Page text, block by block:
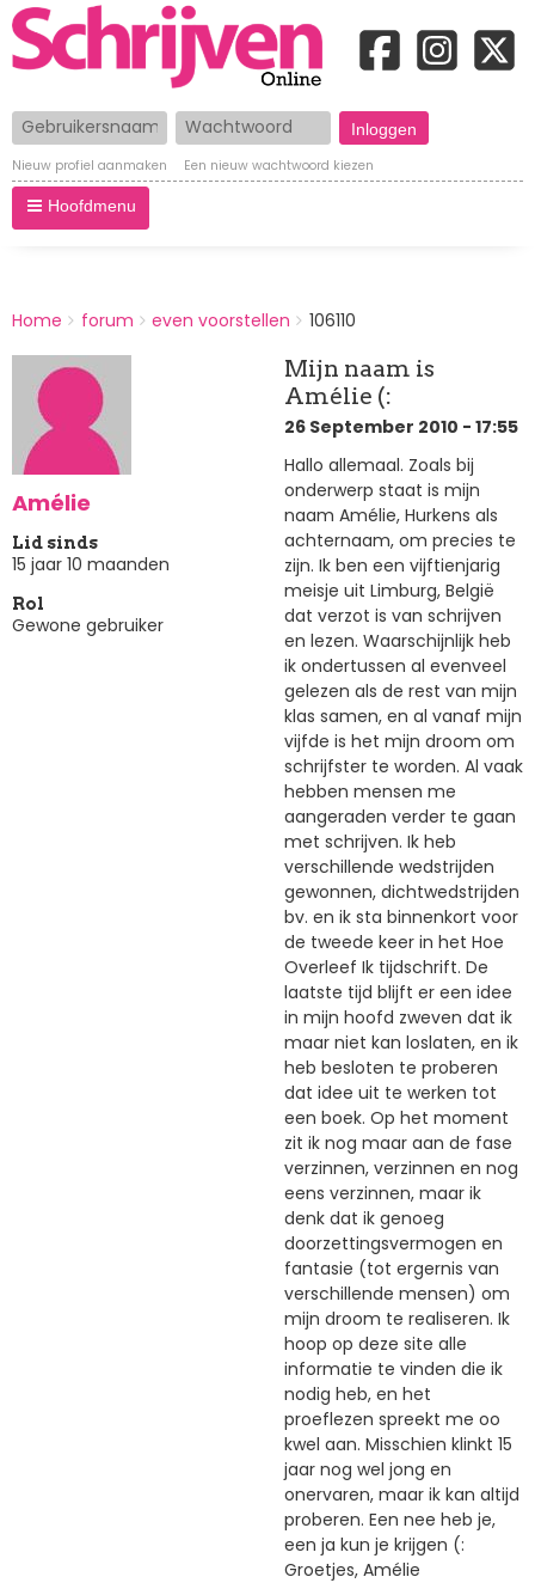
Gebruikersnaam Wachtwoord
Nieuw profiel aanmaken Een nieuw wachtwoord kiezen
Hoofdmenu
BREADCRUMBS
You
here:
Home forum even voorstellen 106110
Amélie
Lid sinds
15 jaar 10 maanden
Rol
Gewone gebruiker
Mijn naam is
Amélie (:
26 September 2010 - 17:55
Hallo allemaal. Zoals bij
onderwerp staat is mijn
naam Amélie, Hurkens als
achternaam, om precies te
zijn. Ik ben een vijftienjarig
meisje uit Limburg, België
dat verzot is van schrijven
en lezen. Waarschijnlijk heb
ik ondertussen al evenveel
gelezen als de rest van mijn
klas samen, en al vanaf mijn
vijfde is het mijn droom om
schrijfster te worden. Al vaak
hebben mensen me
aangeraden verder te gaan
met schrijven. Ik heb
verschillende wedstrijden
gewonnen, dichtwedstrijden
bv. en ik sta binnenkort voor
de tweede keer in het Hoe
Overleef Ik tijdschrift. De
laatste tijd blijft er een idee
in mijn hoofd zweven dat ik
maar niet kan loslaten, en ik
heb besloten te proberen
dat idee uit te werken tot
een boek. Op het moment
zit ik nog maar aan de fase
verzinnen, verzinnen en nog
eens verzinnen, maar ik
denk dat ik genoeg
doorzettingsvermogen en
fantasie (tot ergernis van
verschillende mensen) om
mijn droom te realiseren. Ik
hoop op deze site alle
informatie te vinden die ik
nodig heb, en het
proeflezen spreekt me oo
kwel aan. Misschien klinkt 15
jaar nog wel jong en
onervaren, maar ik kan altijd
proberen. Een nee heb je,
een ja kun je krijgen (:
Groetjes, Amélie